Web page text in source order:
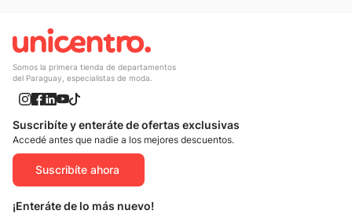
Somos la primera tienda de departamentos
del Paraguay, especialistas de moda.
Suscribíte y enteráte de ofertas exclusivas
Accedé antes que nadie a los mejores descuentos.
Suscribíte ahora
¡Enteráte de lo más nuevo!